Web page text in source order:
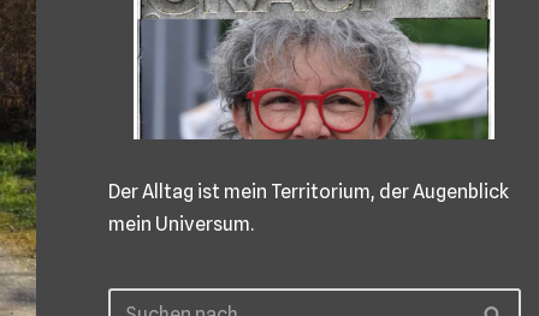
Der Alltag ist mein Territorium, der Augenblick
mein Universum.